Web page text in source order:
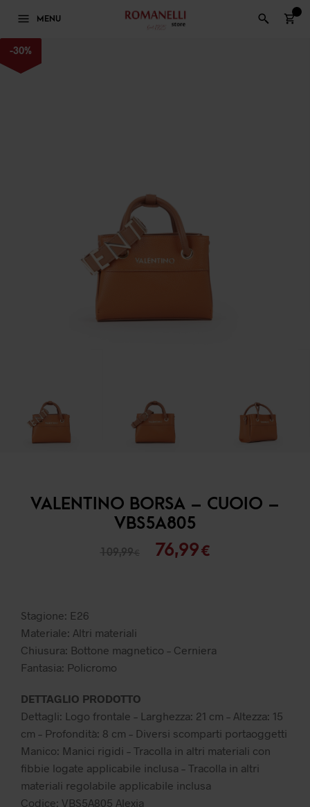
MENU
-30%
VALENTINO BORSA – CUOIO –
VBS5A805
109,99€
Il
76,99€Il
Stagione: E26
Materiale: Altri materiali
Chiusura: Bottone magnetico – Cerniera
Fantasia: Policromo
DETTAGLIO PRODOTTO
Dettagli: Logo frontale – Larghezza: 21 cm – Altezza: 15
cm – Profondità: 8 cm – Diversi scomparti portaoggetti
Manico: Manici rigidi – Tracolla in altri materiali con
fibbie logate applicabile inclusa – Tracolla in altri
materiali regolabile applicabile inclusa
Codice: VBS5A805 Alexia